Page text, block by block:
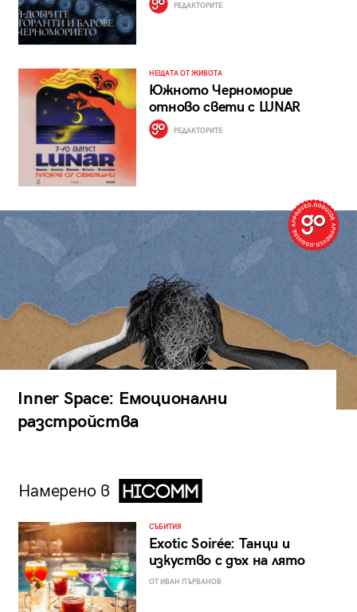
РЕДАКТОРИТЕ
НЕЩАТА ОТ ЖИВОТА
Южното Черноморие
отново свети с LUNAR
РЕДАКТОРИТЕ
Inner Space: Емоционални
разстройства
Намерено в
СЪБИТИЯ
Exotic Soirée: Танци и
изкуство с дъх на лято
ОТ ИВАН ПЪРВАНОВ